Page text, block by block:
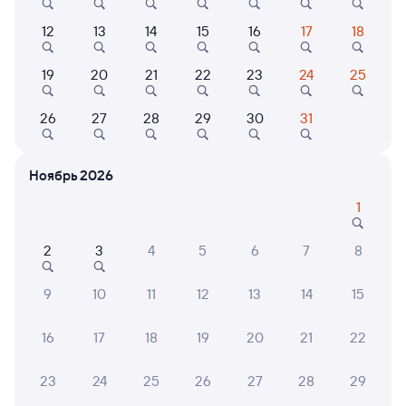
Выберите дату
Фирменный
016А Арктика Проходящий
в Мурманск
Дни следования
12 13 14 15 16 17 18
19 20 21 22 23 24 25
26 27 28 29 30 31
Ноябрь 2026
1
2 3 4 5 6 7 8
9 10 11 12 13 14 15
16 17 18 19 20 21 22
23 24 25 26 27 28 29